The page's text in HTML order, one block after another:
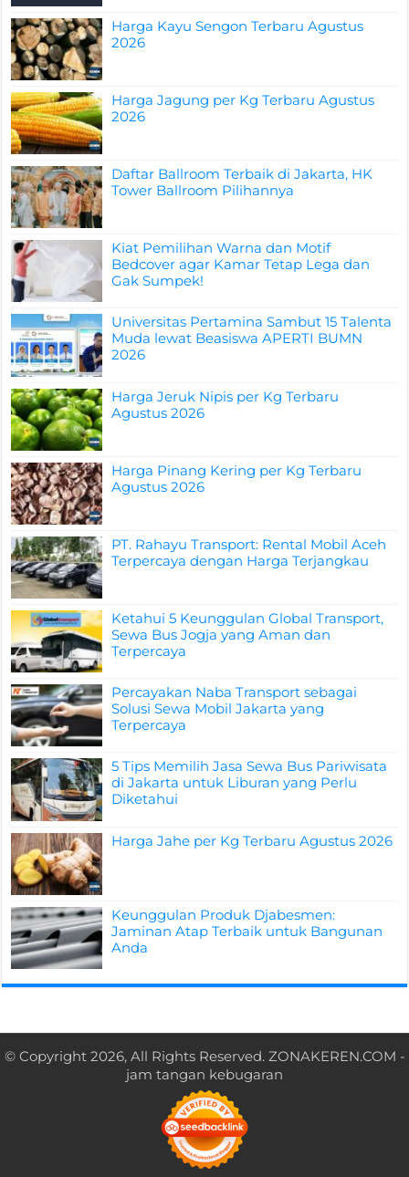
Harga Kayu Sengon Terbaru Agustus
2026
Harga Jagung per Kg Terbaru Agustus
2026
Daftar Ballroom Terbaik di Jakarta, HK
Tower Ballroom Pilihannya
Kiat Pemilihan Warna dan Motif
Bedcover agar Kamar Tetap Lega dan
Gak Sumpek!
Universitas Pertamina Sambut 15 Talenta
Muda lewat Beasiswa APERTI BUMN
2026
Harga Jeruk Nipis per Kg Terbaru
Agustus 2026
Harga Pinang Kering per Kg Terbaru
Agustus 2026
PT. Rahayu Transport: Rental Mobil Aceh
Terpercaya dengan Harga Terjangkau
Ketahui 5 Keunggulan Global Transport,
Sewa Bus Jogja yang Aman dan
Terpercaya
Percayakan Naba Transport sebagai
Solusi Sewa Mobil Jakarta yang
Terpercaya
5 Tips Memilih Jasa Sewa Bus Pariwisata
di Jakarta untuk Liburan yang Perlu
Diketahui
Harga Jahe per Kg Terbaru Agustus 2026
Keunggulan Produk Djabesmen:
Jaminan Atap Terbaik untuk Bangunan
Anda
© Copyright 2026, All Rights Reserved. ZONAKEREN.COM -
jam tangan kebugaran